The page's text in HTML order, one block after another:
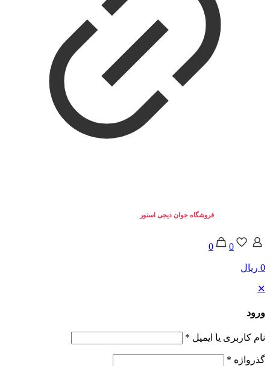
فروشگاه جوان دیجی استور
0
0
0 ریال
✕
ورود
نام کاربری یا ایمیل *
گذرواژه *